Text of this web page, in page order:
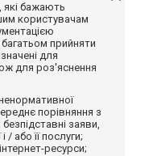
які бажають
користувачам
прийняти
для
для роз'яснення
порівняння з
заяви,
/ або її послуги;
ресурси;